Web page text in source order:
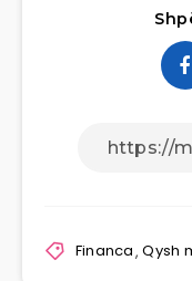
Financa,Qysh